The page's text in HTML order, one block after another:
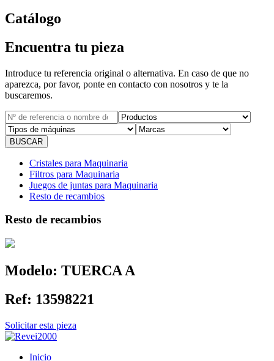
Catálogo
Encuentra tu pieza
Introduce tu referencia original o alternativa. En caso de que no
aparezca, por favor, ponte en contacto con nosotros y te la
buscaremos.
Cristales para Maquinaria
Filtros para Maquinaria
Juegos de juntas para Maquinaria
Resto de recambios
Resto de recambios
Modelo: TUERCA A
Ref: 13598221
Solicitar esta pieza
Inicio